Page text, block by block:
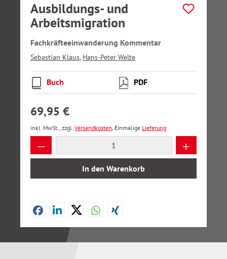
Ausbildungs- und
Arbeitsmigration
Fachkräfteeinwanderung Kommentar
Sebastian Klaus, Hans-Peter Welte
Buch PDF
69,95 €
inkl. MwSt., zzgl. Versandkosten, Einmalige Lieferung
Produkt Anzahl: Gib den gewünschten
In den Warenkorb